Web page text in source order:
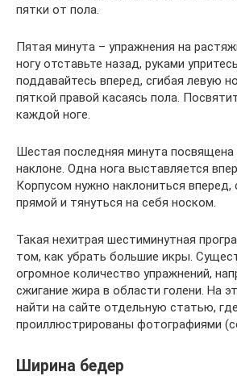
пятки от пола.
Пятая минута – упражнения на
ногу отставьте назад, руками
поддавайтесь вперед, сгибая левую
пяткой правой касаясь пола.
каждой ноге.
Шестая последняя минута посвящена
наклоне. Одна нога выставляется
Корпусом нужно наклониться вперед,
прямой и тянуться на себя носком.
Такая нехитрая шестиминутная
том, как убрать большие икры.
огромное количество упражнений,
сжигание жира в области голени. На
найти на сайте отдельную статью,
проиллюстрированы фотографиями
Ширина бедер